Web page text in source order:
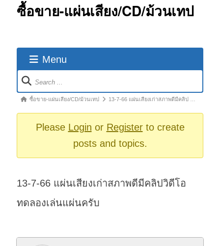
ซื้อขาย-แผ่นเสียง/CD/ม้วนเทป
Menu
Forum
Navigation
Forumซื้อขาย-แผ่นเสียง/CD/ม้วนเทป 13-7-66 แผ่นเสียงเก่าสภาพดีมีคลิป …
Please Login or Registerto create
posts and topics.
13-7-66 แผ่นเสียงเก่าสภาพดีมีคลิปวิดีโอ
ทดลองเล่นแผ่นครับ